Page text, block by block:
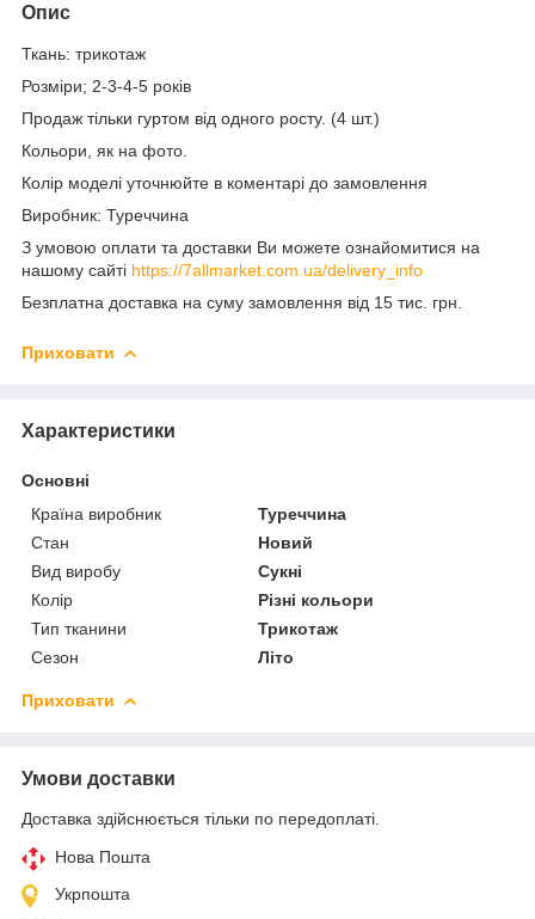
Опис
Ткань: трикотаж
Розміри; 2-3-4-5 років
Продаж тільки гуртом від одного росту. (4 шт.)
Кольори, як на фото.
Колір моделі уточнюйте в коментарі до замовлення
Виробник: Туреччина
З умовою оплати та доставки Ви можете ознайомитися на
нашому сайті https://7allmarket.com.ua/delivery_info
Безплатна доставка на суму замовлення від 15 тис. грн.
Приховати
Характеристики
Основні
Країна виробник
Туреччина
Стан
Новий
Вид виробу
Сукні
Колір
Різні кольори
Тип тканини
Трикотаж
Сезон
Літо
Приховати
Умови доставки
Доставка здійснюється тільки по передоплаті.
Нова Пошта
Укрпошта